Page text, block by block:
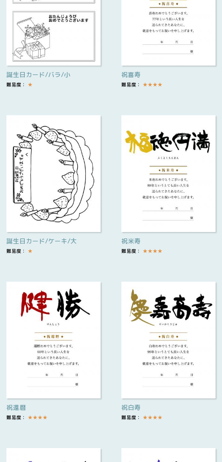
誕生日カード/バラ/小
難易度： ★
祝喜寿
難易度： ★★★★
誕生日カード/ケーキ/大
難易度： ★
祝米寿
難易度： ★★★★
祝還暦
難易度： ★★★★
祝白寿
難易度： ★★★★